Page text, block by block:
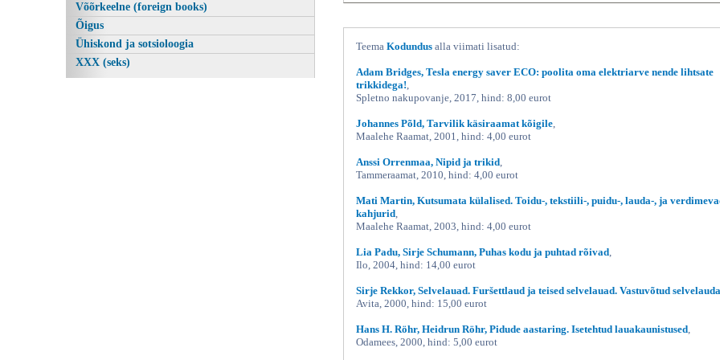
Võõrkeelne (foreign books)
Õigus
Ühiskond ja sotsioloogia
XXX (seks)
Teema Kodundus alla viimati lisatud:
Adam Bridges, Tesla energy saver ECO: poolita oma elektriarve nende lihtsate
trikkidega!
Spletno nakupovanje, 2017, hind: 8,00 eurot
Johannes Põld, Tarvilik käsiraamat kõigile
Maalehe Raamat, 2001, hind: 4,00 eurot
Anssi Orrenmaa, Nipid ja trikid
Tammeraamat, 2010, hind: 4,00 eurot
Mati Martin, Kutsumata külalised. Toidu-, tekstiili-, puidu-, lauda-, ja
kahjurid
Maalehe Raamat, 2003, hind: 4,00 eurot
Lia Padu, Sirje Schumann, Puhas kodu ja puhtad rõivad
Ilo, 2004, hind: 14,00 eurot
Sirje Rekkor, Selvelauad. Furšettlaud ja teised selvelauad. Vastuvõtud
Avita, 2000, hind: 15,00 eurot
Hans H. Röhr, Heidrun Röhr, Pidude aastaring. Isetehtud lauakaunistused
Odamees, 2000, hind: 5,00 eurot